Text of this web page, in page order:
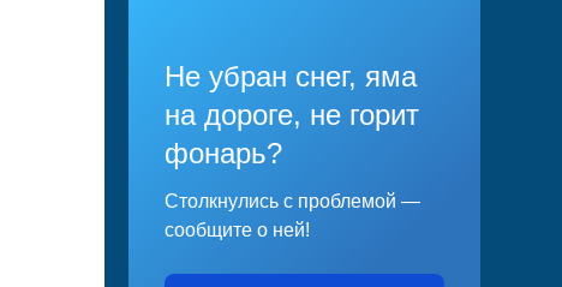
Не убран снег, яма
на дороге, не горит
фонарь?
Столкнулись с проблемой —
сообщите о ней!